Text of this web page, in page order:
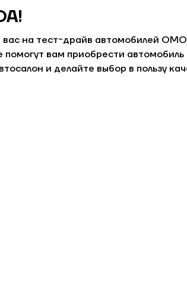
на тест-драйв автомобилей
помогут вам приобрести
и делайте выбор в пользу